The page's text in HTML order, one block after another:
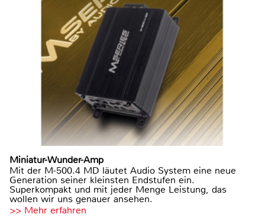
Miniatur-Wunder-Amp
Mit der M-500.4 MD läutet Audio System eine neue
Generation seiner kleinsten Endstufen ein.
Superkompakt und mit jeder Menge Leistung, das
wollen wir uns genauer ansehen.
>> Mehr erfahren